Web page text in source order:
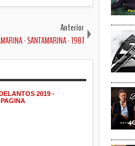
Anterior
- SANTAMARINA - 1987
2019 -